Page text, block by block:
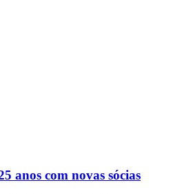
anos com novas sócias